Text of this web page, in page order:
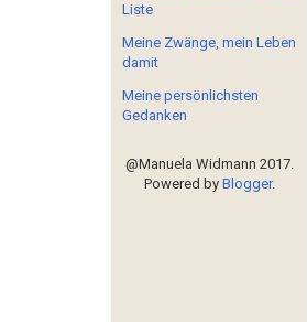
Liste
Meine Zwänge, mein Leben
damit
Meine persönlichsten
Gedanken
@Manuela Widmann 2017.
Powered by Blogger.